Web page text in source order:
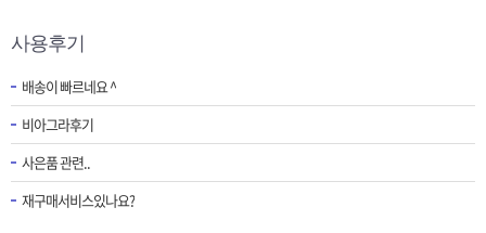
사용후기
배송이 빠르네요 ^
비아그라후기
사은품 관련..
재구매서비스있나요?